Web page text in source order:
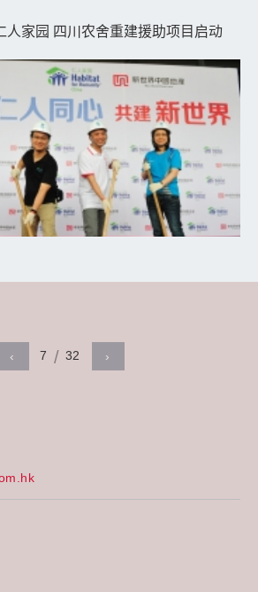
人家园 四川农舍重建援助项目启动
‹ 7 32 ›